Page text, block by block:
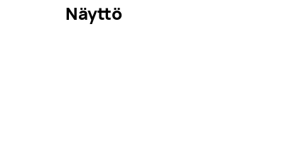
Näyttö